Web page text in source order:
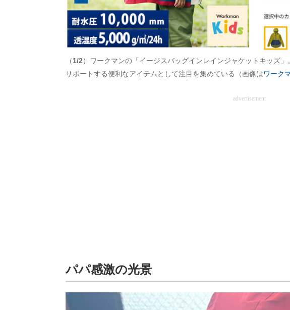
（1/2）ワークマンの「イージスバッグインレインジャケットキッズ
サポートする便利なアイテムとして注目を集めている（画像はワーク
advertisement
パパ感激の光景